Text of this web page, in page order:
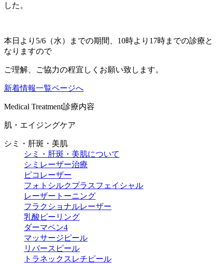
した。
本日より5/6（水）までの期間、10時より17時までの診療と
なりますので
ご理解、ご協力の程宜しくお願い致します。
新着情報一覧ページへ
Medical Treatment診療内容
肌・エイジングケア
シミ・肝斑・美肌
シミ・肝斑・美肌について
シミレーザー治療
ピコレーザー
フォトシルクプラスフェイシャル
レーザートーニング
フラクショナルレーザー
乳酸ピーリング
ダーマペン4
マッサージピール
リバースピール
トラネックスレチピール